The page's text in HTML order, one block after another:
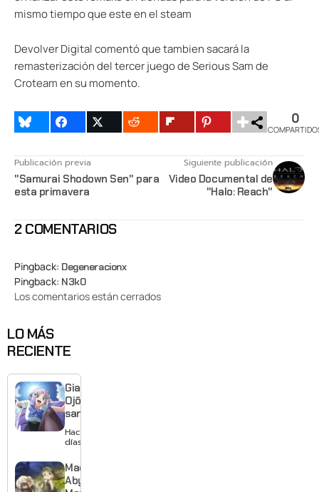
mismo tiempo que este en el steam
Devolver Digital comentó que tambien sacará la
remasterización del tercer juego de Serious Sam de
Croteam en su momento.
0
Publicación previa
"Samurai Shodown Sen" para
esta primavera
Siguiente publicación
Video Documental de
"Halo: Reach"
2 COMENTARIOS
Pingback: Degeneracionx
Pingback: N3k0
Los comentarios están cerrados
LO MÁS
RECIENTE
Giant
Ojō-
sama
revela
visual y
estreno
para
Hace 2
días
Made in
Abyss: